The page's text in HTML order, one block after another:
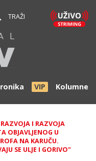
TRAŽI
VIP Kolumne
I RAZVOJA
OBJAVLJENOG U
NA KARUČU.
SE ULJE I GORIVO"